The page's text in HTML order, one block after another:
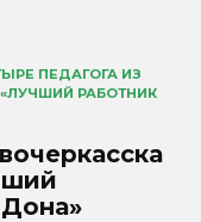
ПЕДАГОГА ИЗ
РАБОТНИК